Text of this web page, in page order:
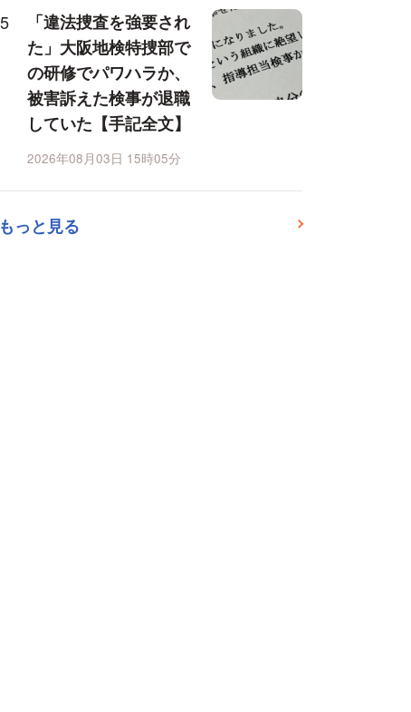
「違法捜査を強要され
た」大阪地検特捜部で
の研修でパワハラか、
被害訴えた検事が退職
していた【手記全文】
2026年08月03日 15時05分
もっと見る